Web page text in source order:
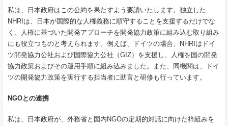
私は、日本政府はこの公約を果たすよう要請いたします。独立した
NHRIは、日本が国際的な人権義務に順守することを支援するだけでな
く、人権に基づいた開発アプローチを開発協力政策に組み込む取り組み
にも役立つものと考えられます。例えば、ドイツの場合、NHRIはドイ
ツ開発協力公社および国際協力公社（GIZ）を支援し、人権を国の開発
協力政策およびその運用手順に組み込みました。また、同機関は、ドイ
ツの開発協力政策を実行する担当者に助言と研修も行っています。
NGOとの連携
私は、日本政府が、外務省と国内NGOの定期的対話に向けた枠組みを